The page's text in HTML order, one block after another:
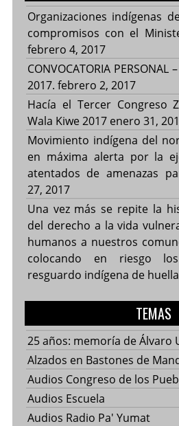
Organizaciones indígenas
compromisos con el
febrero 4, 2017
CONVOCATORIA PERSONAL
2017. febrero 2, 2017
Hacía el Tercer Congreso
Wala Kiwe 2017 enero 31,
Movimiento indígena del
en máxima alerta por la
atentados de amenazas
27, 2017
Una vez más se repite la
del derecho a la vida
humanos a nuestros
colocando en riesgo
resguardo indígena de
TEMAS
25 años: memoría de Álvaro
Alzados en Bastones de
Audios Congreso de los
Audios Escuela
Audios Radio Pa' Yumat